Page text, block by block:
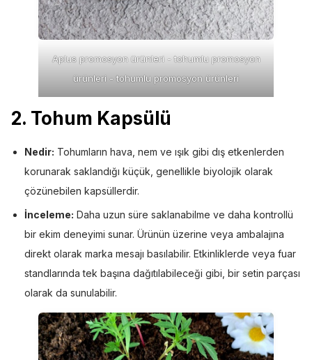
Aplus promosyon ürünleri - tohumlu promosyon
ürünleri - tohumlu promosyon ürünleri
2. Tohum Kapsülü
Nedir: Tohumların hava, nem ve ışık gibi dış etkenlerden
korunarak saklandığı küçük, genellikle biyolojik olarak
çözünebilen kapsüllerdir.
İnceleme: Daha uzun süre saklanabilme ve daha kontrollü
bir ekim deneyimi sunar. Ürünün üzerine veya ambalajına
direkt olarak marka mesajı basılabilir. Etkinliklerde veya fuar
standlarında tek başına dağıtılabileceği gibi, bir setin parçası
olarak da sunulabilir.